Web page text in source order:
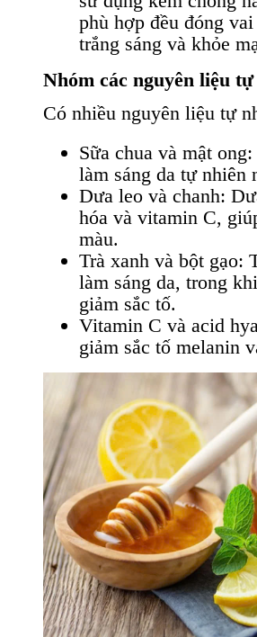
phù hợp đều đóng
trắng sáng và khỏe
Nhóm các nguyên liệu
Có nhiều nguyên liệu tự
Sữa chua và mật
làm sáng da tự nhiên
Dưa leo và chanh:
hóa và vitamin C,
màu.
Trà xanh và bột gạo:
làm sáng da, trong
giảm sắc tố.
Vitamin C và acid
giảm sắc tố melanin